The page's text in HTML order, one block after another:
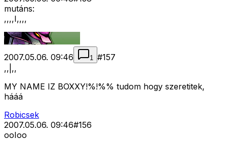
mutáns:
,,,,I,,,,
2007.05.06. 09:46 1 #157
,,|,,
MY NAME IZ BOXXY!%!%% tudom hogy szeretitek,
hááá
Robicsek
2007.05.06. 09:46#156
ooIoo